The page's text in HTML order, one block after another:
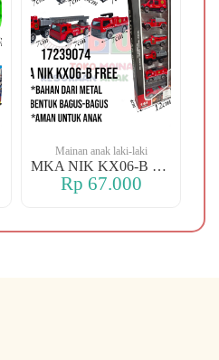
Mainan anak laki-laki
MKA NIK KX06-B FREE
Rp 67.000